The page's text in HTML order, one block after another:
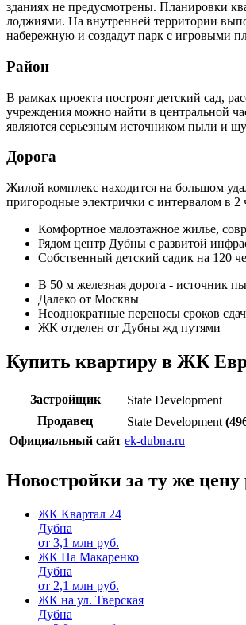
зданиях не предусмотрены. Планировки
лоджиями. На внутренней территории
набережную и создадут парк с игровыми
Район
В рамках проекта построят детский сад,
учреждения можно найти в центральной
являются серьезным источником пыли и
Дорога
Жилой комплекс находится на большом
пригородные электрички с интервалом в
Комфортное малоэтажное жилье,
Рядом центр Дубны с развитой
Собственный детский садик на 120
В 50 м железная дорога - источник
Далеко от Москвы
Неоднократные переносы сроков
ЖК отделен от Дубны жд путями
Купить квартиру в ЖК
Застройщик
State Development
Продавец
State Development
Официальный сайт ek-dubna.ru
Новостройки за ту же цену
ЖК Квартал 24
Дубна
от 3,1 млн руб.
ЖК На Макаренко
Дубна
от 2,1 млн руб.
ЖК на ул. Тверская
Дубна